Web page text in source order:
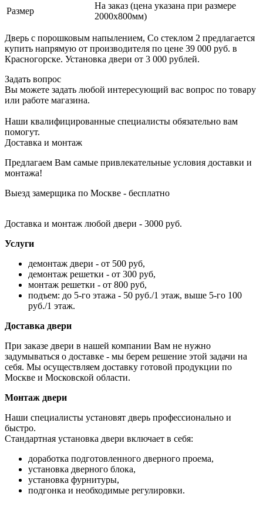
Размер
На заказ (цена указана при размере
2000х800мм)
Дверь с порошковым напылением, Со стеклом 2 предлагается
купить напрямую от производителя по цене 39 000 руб. в
Красногорске. Установка двери от 3 000 рублей.
Задать вопрос
Вы можете задать любой интересующий вас вопрос по товару
или работе магазина.
Наши квалифицированные специалисты обязательно вам
помогут.
Доставка и монтаж
Предлагаем Вам самые привлекательные условия доставки и
монтажа!
Выезд замерщика по Москве - бесплатно
Доставка и монтаж любой двери - 3000 руб.
Услуги
демонтаж двери - от 500 руб,
демонтаж решетки - от 300 руб,
монтаж решетки - от 800 руб,
подъем: до 5-го этажа - 50 руб./1 этаж, выше 5-го 100
руб./1 этаж.
Доставка двери
При заказе двери в нашей компании Вам не нужно
задумываться о доставке - мы берем решение этой задачи на
себя. Мы осуществляем доставку готовой продукции по
Москве и Московской области.
Монтаж двери
Наши специалисты установят дверь профессионально и
быстро.
Стандартная установка двери включает в себя:
доработка подготовленного дверного проема,
установка дверного блока,
установка фурнитуры,
подгонка и необходимые регулировки.